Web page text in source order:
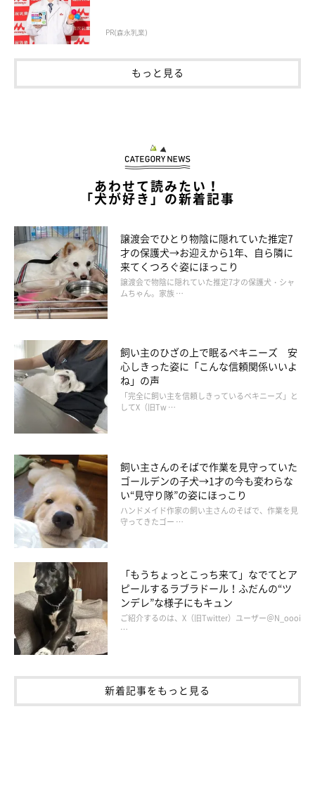
PR(森永乳業)
もっと見る
あわせて読みたい！
「犬が好き」の新着記事
譲渡会でひとり物陰に隠れていた推定7
才の保護犬→お迎えから1年、自ら隣に
来てくつろぐ姿にほっこり
譲渡会で物陰に隠れていた推定7才の保護犬・シャ
ムちゃん。家族 …
飼い主のひざの上で眠るペキニーズ 安
心しきった姿に「こんな信頼関係いいよ
ね」の声
「完全に飼い主を信頼しきっているペキニーズ」と
してX（旧Tw …
飼い主さんのそばで作業を見守っていた
ゴールデンの子犬→1才の今も変わらな
い“見守り隊”の姿にほっこり
ハンドメイド作家の飼い主さんのそばで、作業を見
守ってきたゴー …
「もうちょっとこっち来て」なでてとア
ピールするラブラドール！ふだんの“ツ
ンデレ”な様子にもキュン
ご紹介するのは、X（旧Twitter）ユーザー＠N_oooi
…
新着記事をもっと見る